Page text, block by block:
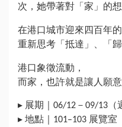
於
回
頁
次，她帶著對「家」的
在港口城市迎來四百年的
重新思考「抵達」、「
港口象徵流動，
而家，也許就是讓人願意
▸ 展期｜06/12－09/13（
▸ 地點｜101–103 展覽室